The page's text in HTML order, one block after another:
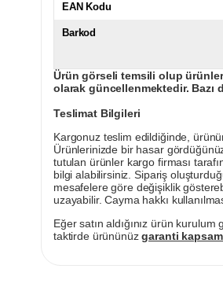
EAN Kodu
Barkod
Ürün görseli temsili olup
olarak güncellenmektedir. Bazı
Teslimat Bilgileri
Kargonuz teslim edildiğinde,
Ürünlerinizde bir hasar
tutulan ürünler kargo firması
bilgi alabilirsiniz. Sipariş
mesafelere göre değişiklik
uzayabilir. Cayma hakkı
Eğer satın aldığınız ürün
taktirde ürününüzgaranti